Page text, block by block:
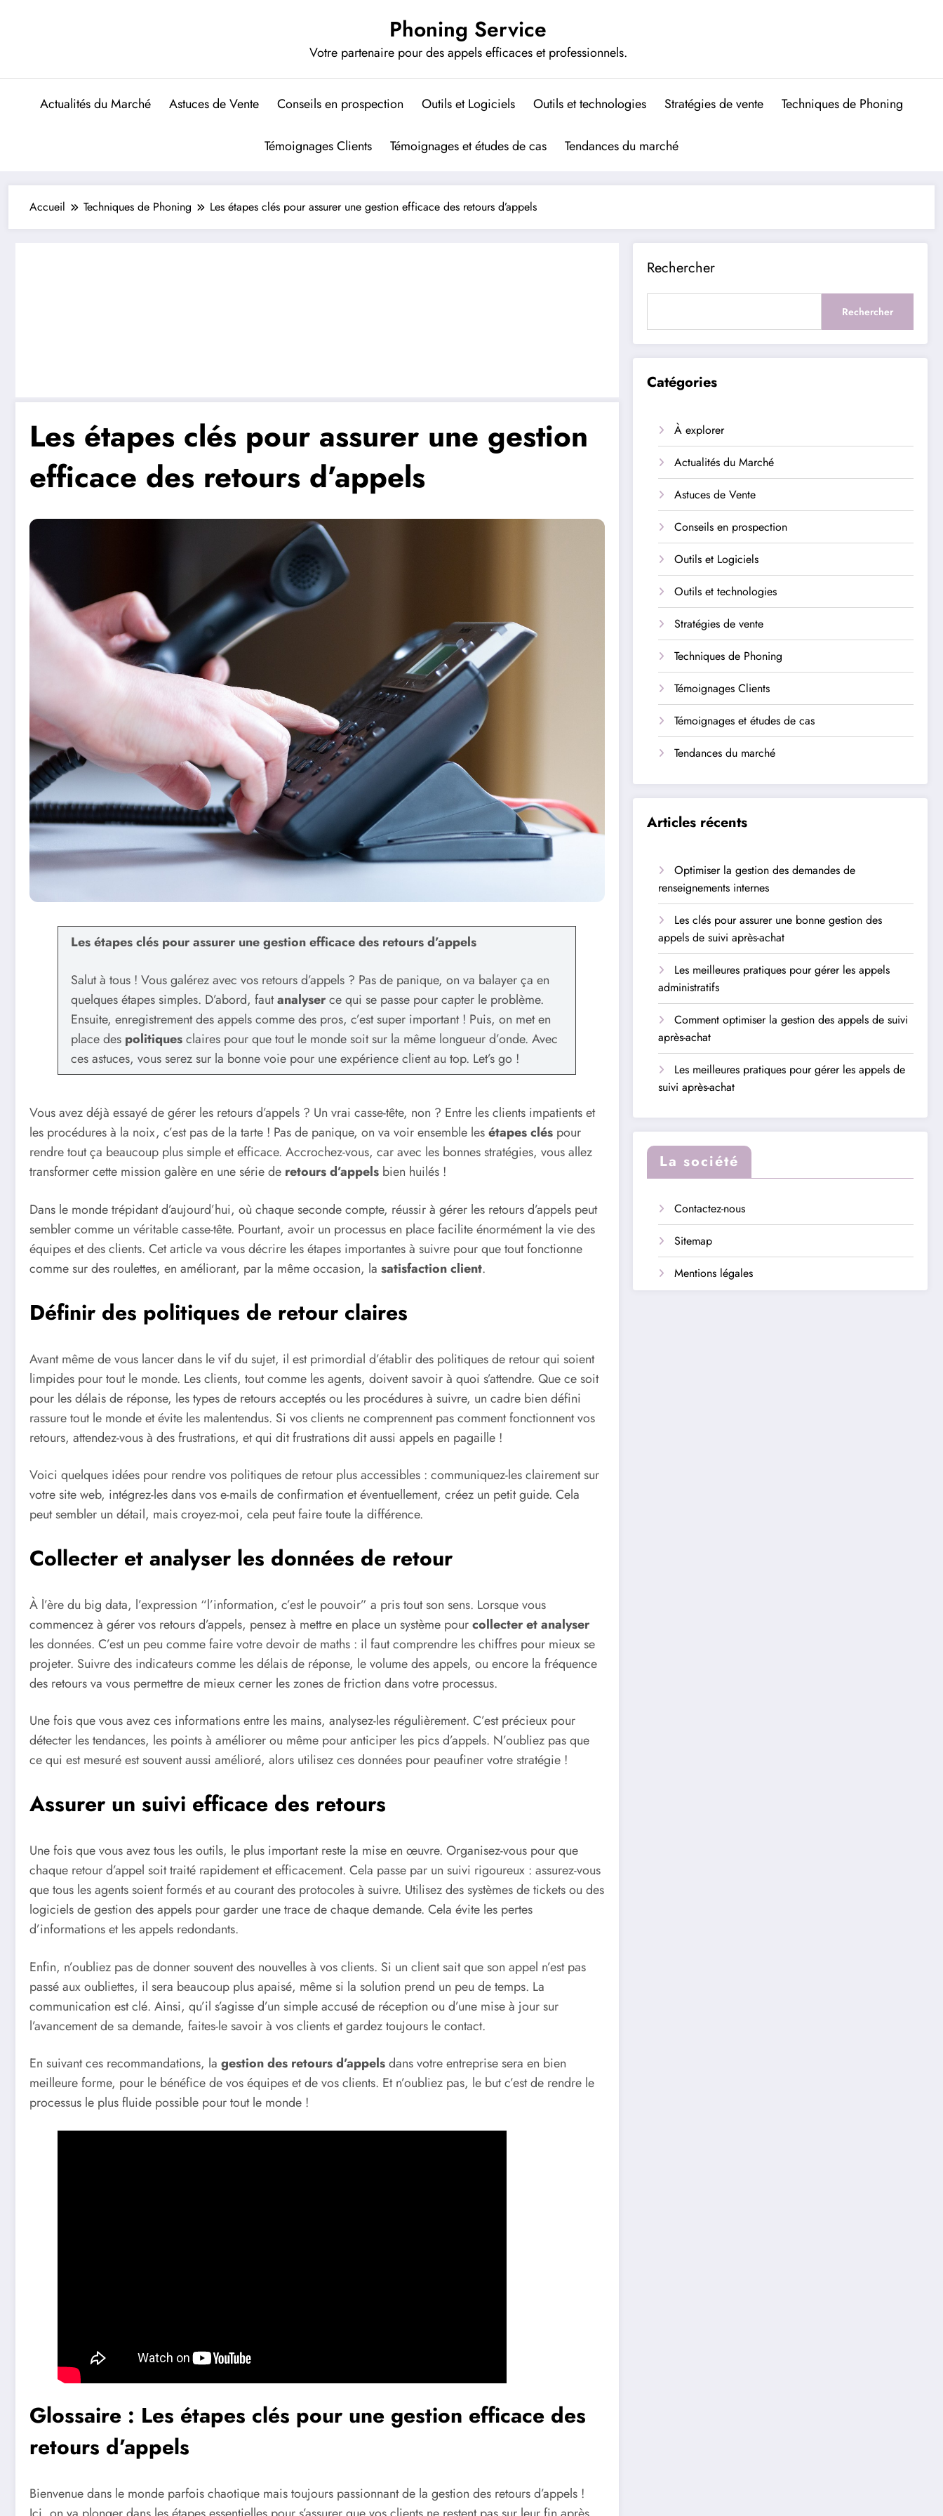
Phoning Service
Votre partenaire pour des appels efficaces et professionnels.
Actualités du Marché Astuces de Vente Conseils en prospection Outils et Logiciels Outils et technologies Stratégies de vente Techniques de Phoning
Témoignages Clients Témoignages et études de cas Tendances du marché
Accueil Techniques de Phoning Les étapes clés pour assurer une gestion efficace des retours d’appels
Les étapes clés pour assurer une gestion
efficace des retours d’appels
Les étapes clés pour assurer une gestion efficace des retours d’appels
Salut à tous ! Vous galérez avec vos retours d’appels ? Pas de panique, on va balayer ça en
quelques étapes simples. D’abord, fautanalyserce qui se passe pour capter le problème.
Ensuite, enregistrement des appels comme des pros, c’est super important ! Puis, on met en
place des politiquesclaires pour que tout le monde soit sur la même longueur d’onde. Avec
ces astuces, vous serez sur la bonne voie pour une expérience client au top. Let’s go !
Vous avez déjà essayé de gérer les retours d’appels ? Un vrai casse-tête, non ? Entre les clients impatients et
les procédures à la noix, c’est pas de la tarte ! Pas de panique, on va voir ensemble lesétapes clés pour
rendre tout ça beaucoup plus simple et efficace. Accrochez-vous, car avec les bonnes stratégies, vous allez
transformer cette mission galère en une série de retours d’appels bien huilés !
Dans le monde trépidant d’aujourd’hui, où chaque seconde compte, réussir à gérer les retours d’appels peut
sembler comme un véritable casse-tête. Pourtant, avoir un processus en place facilite énormément la vie des
équipes et des clients. Cet article va vous décrire les étapes importantes à suivre pour que tout fonctionne
comme sur des roulettes, en améliorant, par la même occasion, la satisfaction client.
Définir des politiques de retour claires
Avant même de vous lancer dans le vif du sujet, il est primordial d’établir des politiques de retour qui soient
limpides pour tout le monde. Les clients, tout comme les agents, doivent savoir à quoi s’attendre. Que ce soit
pour les délais de réponse, les types de retours acceptés ou les procédures à suivre, un cadre bien défini
rassure tout le monde et évite les malentendus. Si vos clients ne comprennent pas comment fonctionnent vos
retours, attendez-vous à des frustrations, et qui dit frustrations dit aussi appels en pagaille !
Voici quelques idées pour rendre vos politiques de retour plus accessibles : communiquez-les clairement sur
votre site web, intégrez-les dans vos e-mails de confirmation et éventuellement, créez un petit guide. Cela
peut sembler un détail, mais croyez-moi, cela peut faire toute la différence.
Collecter et analyser les données de retour
À l’ère du big data, l’expression “l’information, c’est le pouvoir” a pris tout son sens. Lorsque vous
commencez à gérer vos retours d’appels, pensez à mettre en place un système pourcollecter et analyser
les données. C’est un peu comme faire votre devoir de maths : il faut comprendre les chiffres pour mieux se
projeter. Suivre des indicateurs comme les délais de réponse, le volume des appels, ou encore la fréquence
des retours va vous permettre de mieux cerner les zones de friction dans votre processus.
Une fois que vous avez ces informations entre les mains, analysez-les régulièrement. C’est précieux pour
détecter les tendances, les points à améliorer ou même pour anticiper les pics d’appels. N’oubliez pas que
ce qui est mesuré est souvent aussi amélioré, alors utilisez ces données pour peaufiner votre stratégie !
Assurer un suivi efficace des retours
Une fois que vous avez tous les outils, le plus important reste la mise en œuvre. Organisez-vous pour que
chaque retour d’appel soit traité rapidement et efficacement. Cela passe par un suivi rigoureux : assurez-vous
que tous les agents soient formés et au courant des protocoles à suivre. Utilisez des systèmes de tickets ou des
logiciels de gestion des appels pour garder une trace de chaque demande. Cela évite les pertes
d’informations et les appels redondants.
Enfin, n’oubliez pas de donner souvent des nouvelles à vos clients. Si un client sait que son appel n’est pas
passé aux oubliettes, il sera beaucoup plus apaisé, même si la solution prend un peu de temps. La
communication est clé. Ainsi, qu’il s’agisse d’un simple accusé de réception ou d’une mise à jour sur
l’avancement de sa demande, faites-le savoir à vos clients et gardez toujours le contact.
En suivant ces recommandations, la gestion des retours d’appelsdans votre entreprise sera en bien
meilleure forme, pour le bénéfice de vos équipes et de vos clients. Et n’oubliez pas, le but c’est de rendre le
processus le plus fluide possible pour tout le monde !
Glossaire : Les étapes clés pour une gestion efficace des
retours d’appels
Bienvenue dans le monde parfois chaotique mais toujours passionnant de la gestion des retours d’appels !
Rechercher
Rechercher
Catégories
À explorer
Actualités du Marché
Astuces de Vente
Conseils en prospection
Outils et Logiciels
Outils et technologies
Stratégies de vente
Techniques de Phoning
Témoignages Clients
Témoignages et études de cas
Tendances du marché
Articles récents
Optimiser la gestion des demandes de
renseignements internes
Les clés pour assurer une bonne gestion des
appels de suivi après-achat
Les meilleures pratiques pour gérer les appels
administratifs
Comment optimiser la gestion des appels de suivi
après-achat
Les meilleures pratiques pour gérer les appels de
suivi après-achat
La société
Contactez-nous
Sitemap
Mentions légales